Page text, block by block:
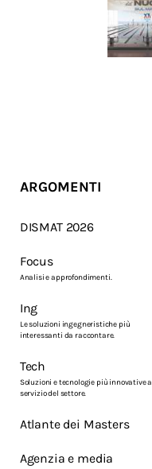
ARGOMENTI
DISMAT 2026
Focus
Analisi e approfondimenti.
Ing
Le soluzioni ingegneristiche più
interessanti da raccontare.
Tech
Soluzioni e tecnologie più innovative a
servizio del settore.
Atlante dei Masters
Agenzia e media